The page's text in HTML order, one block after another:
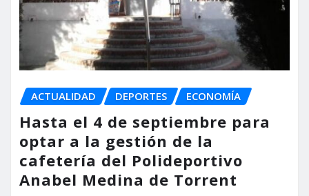
ACTUALIDAD DEPORTES ECONOMÍA
Hasta el 4 de septiembre para
optar a la gestión de la
cafetería del Polideportivo
Anabel Medina de Torrent